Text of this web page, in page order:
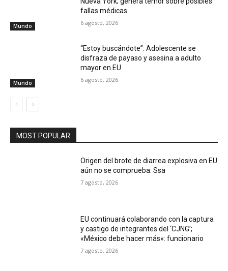
Mundo
fallas médicas
6 agosto, 2026
Mundo
“Estoy buscándote”: Adolescente se
disfraza de payaso y asesina a adulto
mayor en EU
6 agosto, 2026
MOST POPULAR
Origen del brote de diarrea explosiva en EU
aún no se comprueba: Ssa
7 agosto, 2026
EU continuará colaborando con la captura
y castigo de integrantes del ‘CJNG’;
«México debe hacer más»: funcionario
7 agosto, 2026